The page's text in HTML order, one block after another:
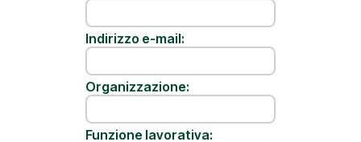
Indirizzo e-mail:
Organizzazione:
Funzione lavorativa: